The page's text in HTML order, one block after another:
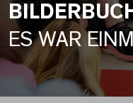
ES WAR